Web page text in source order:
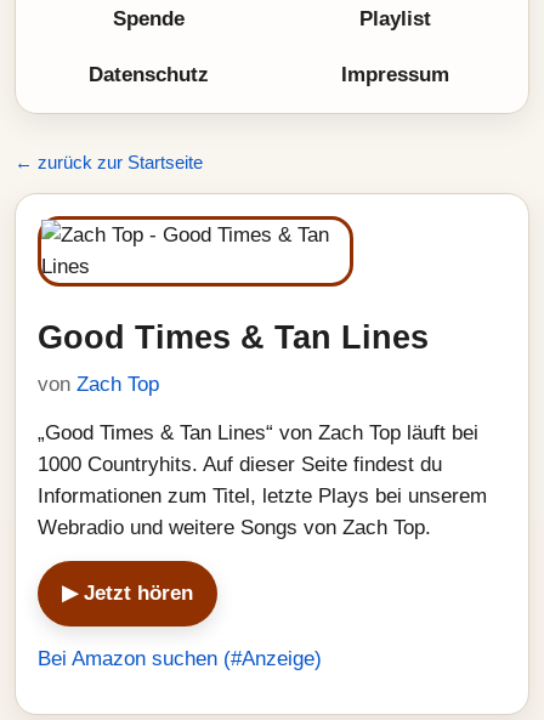
Spende Playlist
Datenschutz Impressum
← zurück zur Startseite
Good Times & Tan Lines
von Zach Top
„Good Times & Tan Lines“ von Zach Top läuft bei
1000 Countryhits. Auf dieser Seite findest du
Informationen zum Titel, letzte Plays bei unserem
Webradio und weitere Songs von Zach Top.
▶ Jetzt hören
Bei Amazon suchen (#Anzeige)